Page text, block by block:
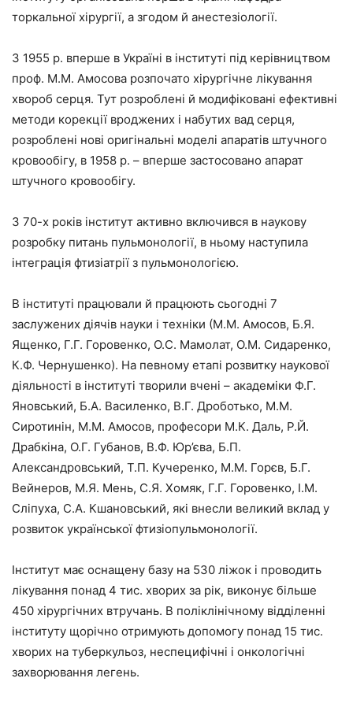
торкальної хірургії, а згодом й анестезіології.
З 1955 р. вперше в Україні в інституті під керівництвом
проф. М.М. Амосова розпочато хірургічне лікування
хвороб серця. Тут розроблені й модифіковані ефективні
методи корекції вроджених і набутих вад серця,
розроблені нові оригінальні моделі апаратів штучного
кровообігу, в 1958 р. – вперше застосовано апарат
штучного кровообігу.
З 70-х років інститут активно включився в наукову
розробку питань пульмонології, в ньому наступила
інтеграція фтизіатрії з пульмонологією.
В інституті працювали й працюють сьогодні 7
заслужених діячів науки і техніки (М.М. Амосов, Б.Я.
Ященко, Г.Г. Горовенко, О.С. Мамолат, О.М. Сидаренко,
К.Ф. Чернушенко). На певному етапі розвитку наукової
діяльності в інституті творили вчені – академіки Ф.Г.
Яновський, Б.А. Василенко, В.Г. Дроботько, М.М.
Сиротинін, М.М. Амосов, професори М.К. Даль, Р.Й.
Драбкіна, О.Г. Губанов, В.Ф. Юр’єва, Б.П.
Александровський, Т.П. Кучеренко, М.М. Горєв, Б.Г.
Вейнеров, М.Я. Мень, С.Я. Хомяк, Г.Г. Горовенко, І.М.
Сліпуха, С.А. Кшановський, які внесли великий вклад у
розвиток української фтизіопульмонології.
Інститут має оснащену базу на 530 ліжок і проводить
лікування понад 4 тис. хворих за рік, виконує більше
450 хірургічних втручань. В поліклінічному відділенні
інституту щорічно отримують допомогу понад 15 тис.
хворих на туберкульоз, неспецифічні і онкологічні
захворювання легень.